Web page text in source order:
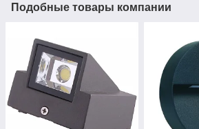
Подобные товары компании